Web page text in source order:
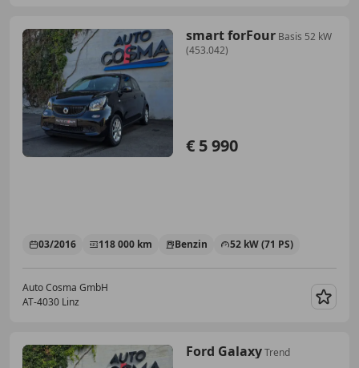
smart forFour Basis 52 kW
(453.042)
€ 5 990
03/2016 118 000 km Benzin 52 kW (71 PS)
Auto Cosma GmbH
AT-4030 Linz
Ford GalaxyTrend